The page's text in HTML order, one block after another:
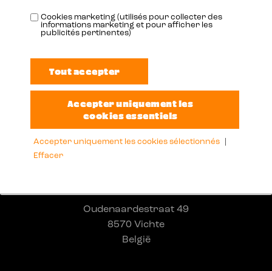
Oudenaardestraat 49
8570 Vichte
België
Cookies marketing (utilisés pour collecter des
informations marketing et pour afficher les
publicités pertinentes)
Accepter uniquement les cookies sélectionnés
Effacer